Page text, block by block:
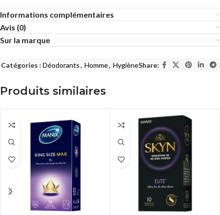
Informations complémentaires
Avis (0)
Sur la marque
Catégories : Déodorants, Homme, HygièneShare:
Produits similaires